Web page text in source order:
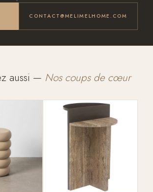
CONTACT@MELIMELHOME.COM
aussi — Nos coups de cœur